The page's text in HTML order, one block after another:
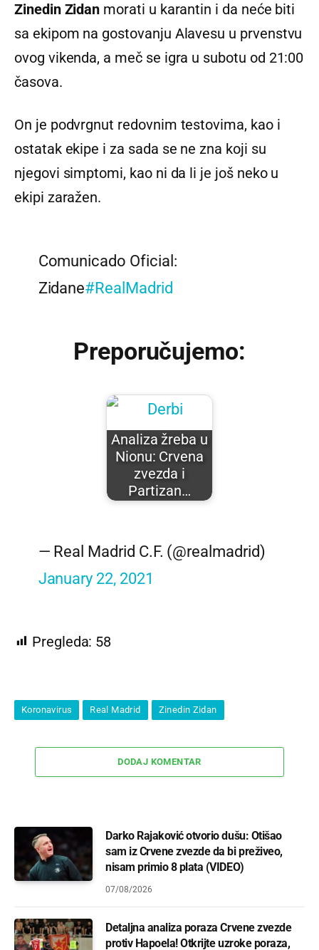
Zinedin Zidan morati u karantin i da neće biti
sa ekipom na gostovanju Alavesu u prvenstvu
ovog vikenda, a meč se igra u subotu od 21:00
časova.
On je podvrgnut redovnim testovima, kao i
ostatak ekipe i za sada se ne zna koji su
njegovi simptomi, kao ni da li je još neko u
ekipi zaražen.
Comunicado Oficial:
Zidane#RealMadrid
Preporučujemo:
Analiza žreba u
Nionu: Crvena
zvezda i
Partizan…
— Real Madrid C.F. (@realmadrid)
January 22, 2021
Pregleda: 58
Koronavirus Real Madrid Zinedin Zidan
DODAJ KOMENTAR
Darko Rajaković otvorio dušu: Otišao
sam iz Crvene zvezde da bi preživeo,
nisam primio 8 plata (VIDEO)
07/08/2026
Detaljna analiza poraza Crvene zvezde
protiv Hapoela! Otkrijte uzroke poraza,